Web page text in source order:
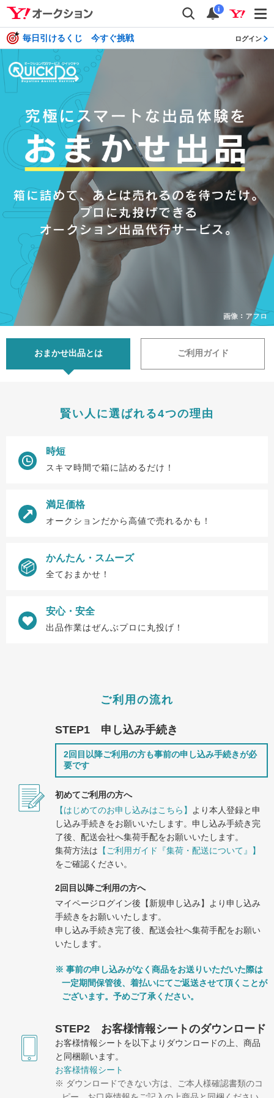
検索 通知
i
毎日引けるくじ 今すぐ挑戦 ログイン
おまかせ出品とは ご利用ガイド
賢い人に選ばれる4つの理由
時短
スキマ時間で箱に詰めるだけ！
満足価格
オークションだから高値で売れるかも！
かんたん・スムーズ
全ておまかせ！
安心・安全
出品作業はぜんぶプロに丸投げ！
ご利用の流れ
STEP1 申し込み手続き
2回目以降ご利用の方も事前の申し込み手続きが必
要です
初めてご利用の方へ
【はじめてのお申し込みはこちら】 より本人登録と申
し込み手続きをお願いいたします。申し込み手続き完
了後、配送会社へ集荷手配をお願いいたします。
集荷方法は 【ご利用ガイド『集荷・配送について』】
をご確認ください。
2回目以降ご利用の方へ
マイページログイン後【新規申し込み】より申し込み
手続きをお願いいたします。
申し込み手続き完了後、配送会社へ集荷手配をお願い
いたします。
事前の申し込みがなく商品をお送りいただいた際は
一定期間保管後、着払いにてご返送させて頂くことが
ございます。予めご了承ください。
STEP2 お客様情報シートのダウンロード
お客様情報シートを以下よりダウンロードの上、商品
と同梱願います。
お客様情報シート
ダウンロードできない方は、ご本人様確認書類のコ